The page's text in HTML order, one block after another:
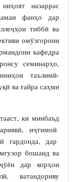
назаррас
фанҳо дар
тиббӣ ва
омӯзгорони
кафедра
семинарҳо,
таълимӣ-
ва ғайра саҳми
ки минбаъд
иҷтимоӣ
дар
бошанд ва
дар корҳои
ватандориву